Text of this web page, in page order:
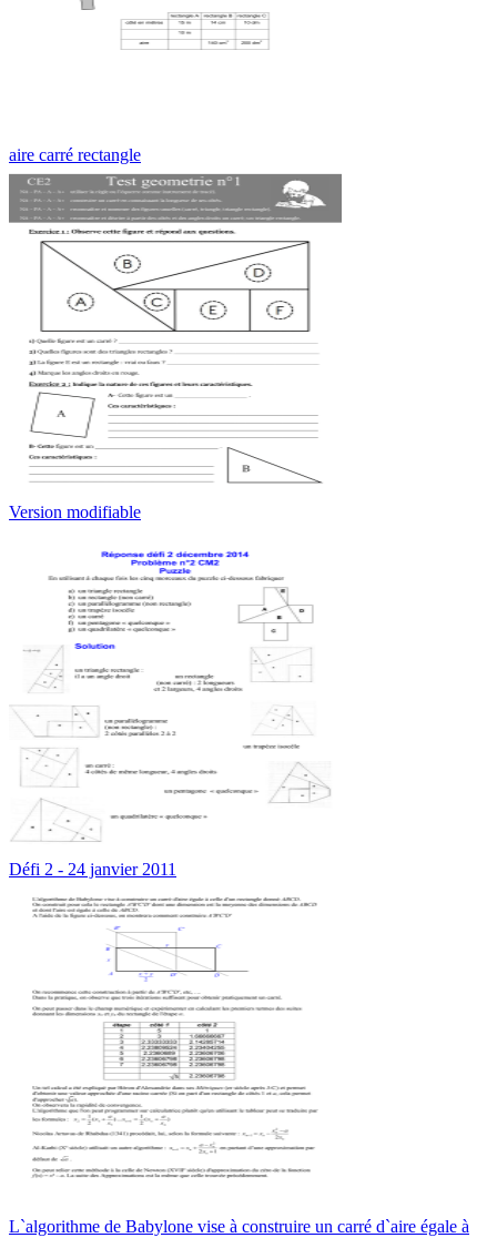
aire carré rectangle
Version modifiable
Défi 2 - 24 janvier 2011
L`algorithme de Babylone vise à construire un carré d`aire égale à